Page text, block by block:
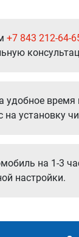
+7 843 212-64-
удобное время
на установку
на 1-3
настройки.